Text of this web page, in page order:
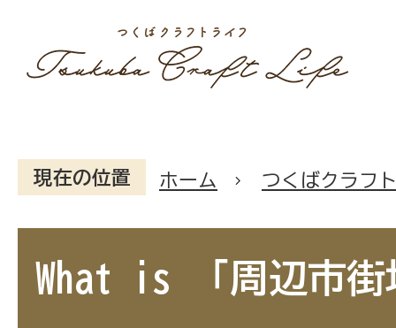
現在の位置 ホーム つくばクラフ
What is 「周辺市街